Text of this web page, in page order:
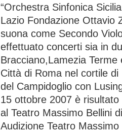
“Orchestra Sinfonica
Lazio Fondazione Ottavio
suona come Secondo
effettuato concerti sia in
Bracciano,Lamezia
Città di Roma nel cortile
del Campidoglio con
15 ottobre 2007 è risultato
al Teatro Massimo Bellini
Audizione Teatro